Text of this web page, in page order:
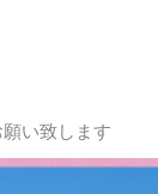
い致します